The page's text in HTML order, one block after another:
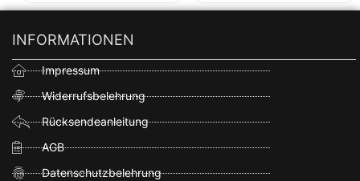
INFORMATIONEN
Impressum
Widerrufsbelehrung
Rücksendeanleitung
AGB
Datenschutzbelehrung